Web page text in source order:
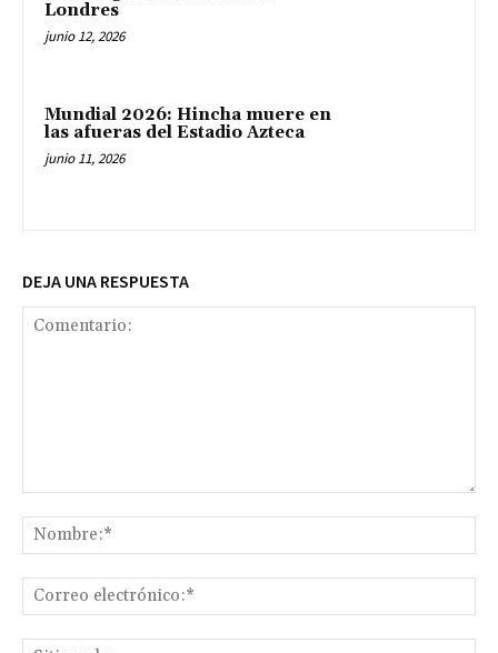
Londres
junio 12, 2026
Mundial 2026: Hincha muere en
las afueras del Estadio Azteca
junio 11, 2026
DEJA UNA RESPUESTA